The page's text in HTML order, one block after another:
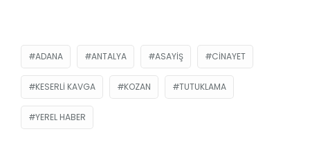
ADANA ANTALYA ASAYIŞ CINAYET
KESERLI KAVGA KOZAN TUTUKLAMA
YEREL HABER